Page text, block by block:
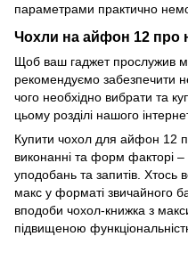
параметрами практично
Чохли на айфон 12 про
Щоб ваш гаджет прослужив
рекомендуємо забезпечити
чого необхідно вибрати та
цьому розділі нашого
Купити чохол для айфон 12
виконанні та форм факторі
уподобань та запитів. Хтось
макс у форматі звичайного
вподоби чохол-книжка з
підвищеною